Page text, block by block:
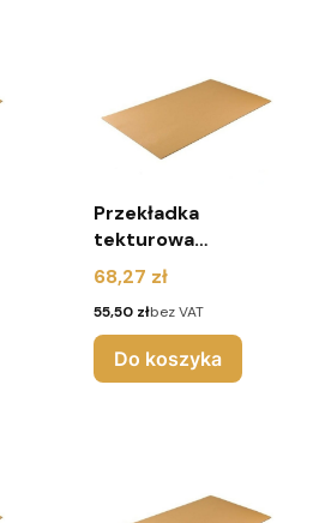
Przekładka
tekturowa
1200x800 mm 3W
(pakiet 30 sztuk)
Cena
68,27 zł
Cena
55,50 złbez VAT
Do koszyka